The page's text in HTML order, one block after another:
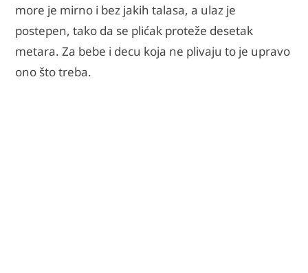
more je mirno i bez jakih talasa, a ulaz je
postepen, tako da se plićak proteže desetak
metara. Za bebe i decu koja ne plivaju to je upravo
ono što treba.